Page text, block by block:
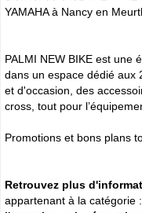
YAMAHA à Nancy en
PALMI NEW BIKE est une
dans un espace dédié aux
et d'occasion, des
cross, tout pour
Promotions et bons plans
Retrouvez plus
appartenant à la catégorie :